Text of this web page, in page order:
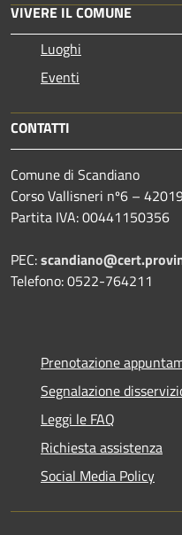
VIVERE IL COMUNE
Luoghi
Eventi
CONTATTI
Comune di Scandiano
Corso Vallisneri nº6 –
Partita IVA: 00441150356
PEC:
Telefono: 0522-764211
Prenotazione
Segnalazione
Leggi le FAQ
Richiesta assistenza
Social Media Policy